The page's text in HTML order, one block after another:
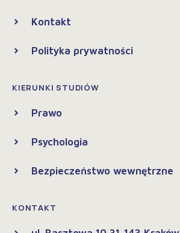
Kontakt
Polityka prywatności
KIERUNKI STUDIÓW
Prawo
Psychologia
Bezpieczeństwo wewnętrzne
KONTAKT